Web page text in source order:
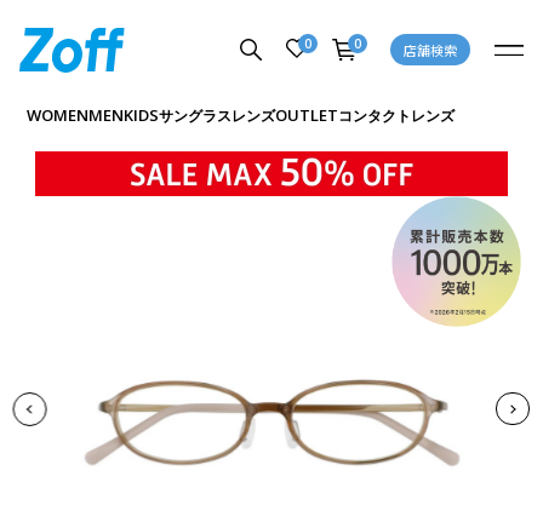
0 0 店舗検索
WOMENMENKIDSサングラスレンズOUTLETコンタクトレンズ
商品詳細ページへ